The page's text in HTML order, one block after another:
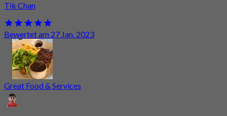
Tik Chan
Bewertet am 27 Jan. 2023
Great Food & Services